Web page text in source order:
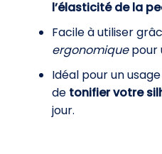
l’élasticité de la
Facile à utiliser
ergonomiquepour
Idéal pour un
de tonifier votre
jour.